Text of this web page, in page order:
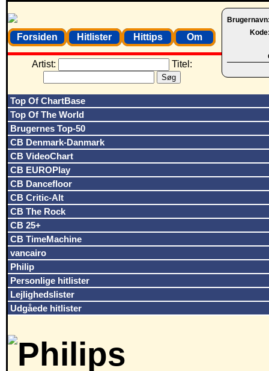
Forsiden Hitlister Hittips Om
Artist: Titel:
Top Of ChartBase
Top Of The World
Brugernes Top-50
CB Denmark-Danmark
CB VideoChart
CB EUROPlay
CB Dancefloor
CB Critic-Alt
CB The Rock
CB 25+
CB TimeMachine
vancairo
Philip
Personlige hitlister
Lejlighedslister
Udgåede hitlister